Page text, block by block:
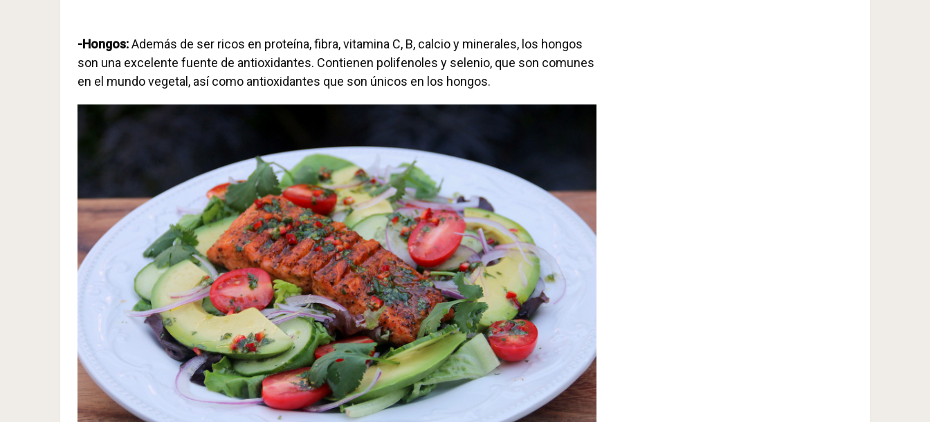
-Hongos:Además de ser ricos en proteína, fibra, vitamina C, B, calcio y minerales, los hongos
son una excelente fuente de antioxidantes. Contienen polifenoles y selenio, que son comunes
en el mundo vegetal, así como antioxidantes que son únicos en los hongos.